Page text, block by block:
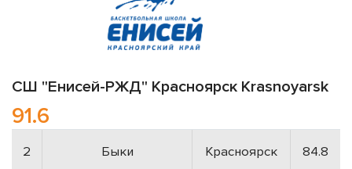
СШ "Енисей-РЖД" Красноярск Krasnoyarsk
91.6
2 Быки Красноярск 84.8